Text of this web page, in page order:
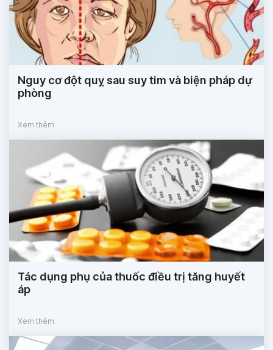
Nguy cơ đột quỵ sau suy tim và biện pháp dự
phòng
Xem thêm
Tác dụng phụ của thuốc điều trị tăng huyết
áp
Xem thêm